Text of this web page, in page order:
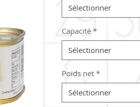
Sélectionner
Capacité *
Sélectionner
Poids net *
Sélectionner